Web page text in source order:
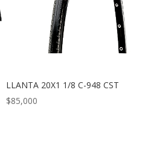
LLANTA 20X1 1/8 C-948 CST
$85,000